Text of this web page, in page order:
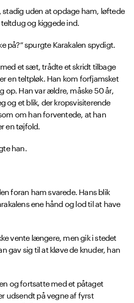
uden at opdage ham, løftede
og kiggede ind.
på?” spurgte Karakalen spydigt.
et sæt, trådte et skridt tilbage
en teltpløk. Han kom forfjamsket
op. Han var ældre, måske 50 år,
og et blik, der kropsvisiterende
om han forventede, at han
en tøjfold.
han.
foran ham svarede. Hans blik
ene hånd og lod til at have
vente længere, men gik i stedet
gav sig til at kløve de knuder, han
og fortsatte med et påtaget
udsendt på vegne af fyrst